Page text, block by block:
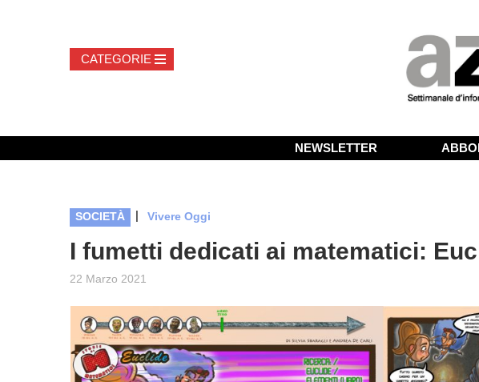
NEWSLETTER
SOCIETÀ | Vivere Oggi
I fumetti dedicati ai matematici:
22 Marzo 2021